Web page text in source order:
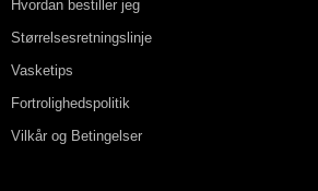
Hvordan bestiller jeg
Størrelsesretningslinje
Vasketips
Fortrolighedspolitik
Vilkår og Betingelser